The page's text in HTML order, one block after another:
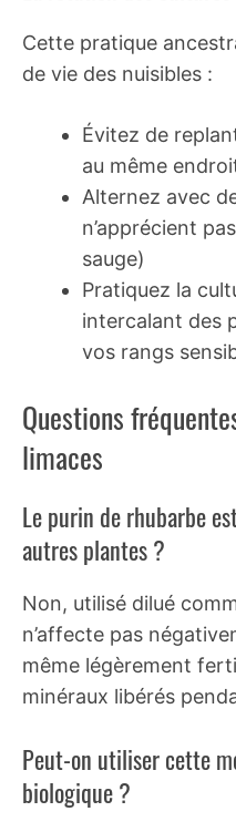
Cette pratique
de vie des nuisibles :
Évitez de
au même
Alternez avec
n’apprécient
sauge)
Pratiquez la
intercalant des
vos rangs
Questions
limaces
Le purin de rhubarbe
autres plantes ?
Non, utilisé dilué
n’affecte pas
même légèrement
minéraux libérés
Peut-on utiliser cette
biologique ?